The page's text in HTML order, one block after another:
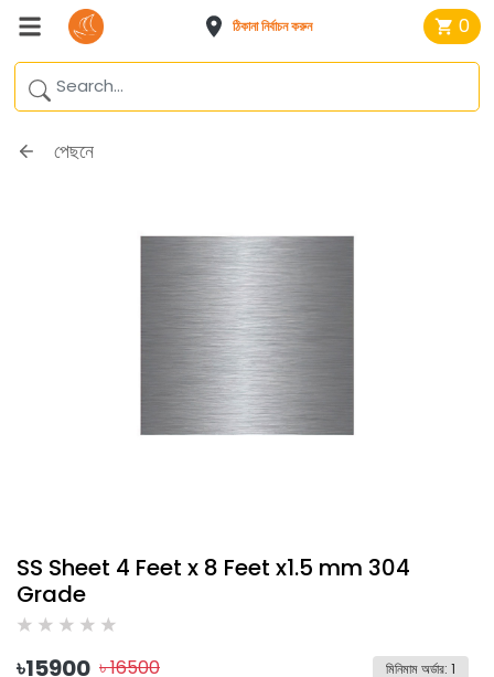
ঠিকানা নির্বাচন করুন 0
পেছনে
SS Sheet 4 Feet x 8 Feet x1.5 mm 304
Grade
৳15900 ৳16500 মিনিমাম অর্ডার: 1